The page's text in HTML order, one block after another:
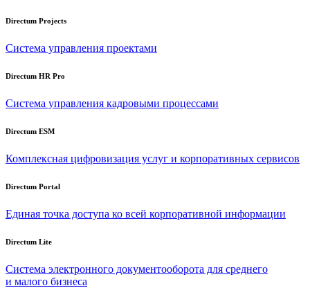
Directum Projects
Система управления проектами
Directum HR Pro
Система управления кадровыми процессами
Directum ESM
Комплексная цифровизация услуг и корпоративных сервисов
Directum Portal
Единая точка доступа ко всей корпоративной информации
Directum Lite
Система электронного документооборота для среднего
и малого бизнеса